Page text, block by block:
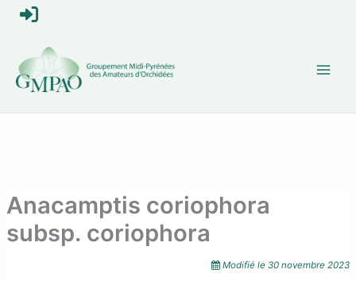
Aller
e
c
o
Anacamptis coriophora
subsp. coriophora
Modifié le30 novembre 2023